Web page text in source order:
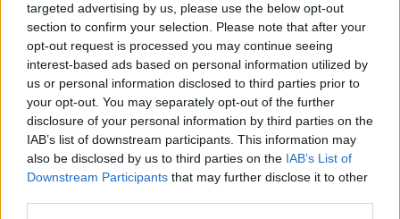
targeted advertising by us, please use the below opt-out
section to confirm your selection. Please note that after your
opt-out request is processed you may continue seeing
interest-based ads based on personal information utilized by
us or personal information disclosed to third parties prior to
your opt-out. You may separately opt-out of the further
disclosure of your personal information by third parties on the
IAB’s list of downstream participants. This information may
also be disclosed by us to third parties on the IAB’s List of
Downstream Participants that may further disclose it to other